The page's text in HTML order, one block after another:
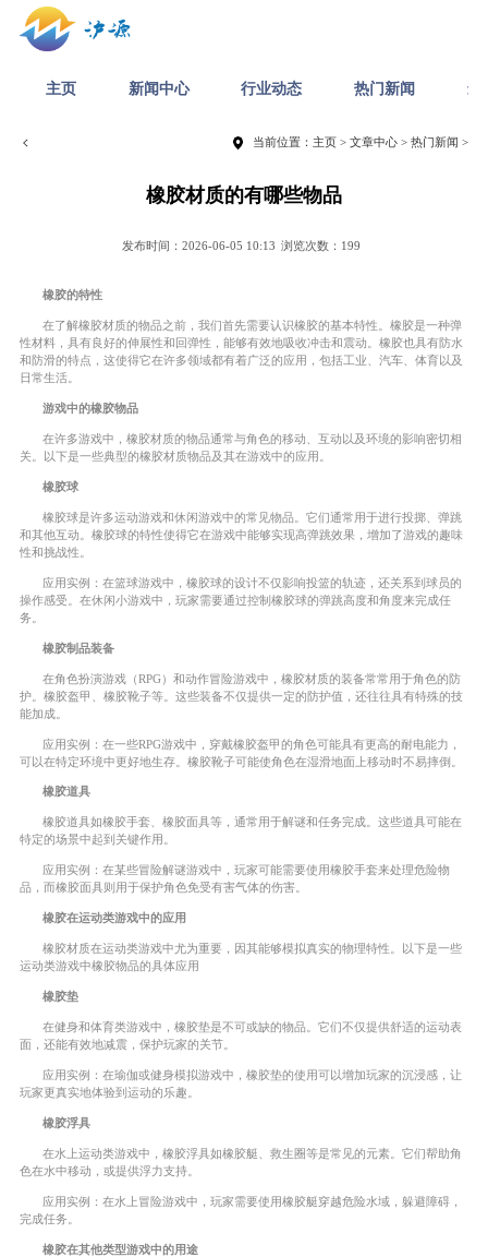
主页 新闻中心 行业动态 热门新闻 最
当前位置：主页 >文章中心 >热门新闻 >
橡胶材质的有哪些物品
发布时间：2026-06-05 10:13 浏览次数：199
橡胶的特性
在了解橡胶材质的物品之前，我们首先需要认识橡胶的基本特性。橡胶是一种弹
性材料，具有良好的伸展性和回弹性，能够有效地吸收冲击和震动。橡胶也具有防水
和防滑的特点，这使得它在许多领域都有着广泛的应用，包括工业、汽车、体育以及
日常生活。
游戏中的橡胶物品
在许多游戏中，橡胶材质的物品通常与角色的移动、互动以及环境的影响密切相
关。以下是一些典型的橡胶材质物品及其在游戏中的应用。
橡胶球
橡胶球是许多运动游戏和休闲游戏中的常见物品。它们通常用于进行投掷、弹跳
和其他互动。橡胶球的特性使得它在游戏中能够实现高弹跳效果，增加了游戏的趣味
性和挑战性。
应用实例：在篮球游戏中，橡胶球的设计不仅影响投篮的轨迹，还关系到球员的
操作感受。在休闲小游戏中，玩家需要通过控制橡胶球的弹跳高度和角度来完成任
务。
橡胶制品装备
在角色扮演游戏（RPG）和动作冒险游戏中，橡胶材质的装备常常用于角色的防
护。橡胶盔甲、橡胶靴子等。这些装备不仅提供一定的防护值，还往往具有特殊的技
能加成。
应用实例：在一些RPG游戏中，穿戴橡胶盔甲的角色可能具有更高的耐电能力，
可以在特定环境中更好地生存。橡胶靴子可能使角色在湿滑地面上移动时不易摔倒。
橡胶道具
橡胶道具如橡胶手套、橡胶面具等，通常用于解谜和任务完成。这些道具可能在
特定的场景中起到关键作用。
应用实例：在某些冒险解谜游戏中，玩家可能需要使用橡胶手套来处理危险物
品，而橡胶面具则用于保护角色免受有害气体的伤害。
橡胶在运动类游戏中的应用
橡胶材质在运动类游戏中尤为重要，因其能够模拟真实的物理特性。以下是一些
运动类游戏中橡胶物品的具体应用
橡胶垫
在健身和体育类游戏中，橡胶垫是不可或缺的物品。它们不仅提供舒适的运动表
面，还能有效地减震，保护玩家的关节。
应用实例：在瑜伽或健身模拟游戏中，橡胶垫的使用可以增加玩家的沉浸感，让
玩家更真实地体验到运动的乐趣。
橡胶浮具
在水上运动类游戏中，橡胶浮具如橡胶艇、救生圈等是常见的元素。它们帮助角
色在水中移动，或提供浮力支持。
应用实例：在水上冒险游戏中，玩家需要使用橡胶艇穿越危险水域，躲避障碍，
完成任务。
橡胶在其他类型游戏中的用途